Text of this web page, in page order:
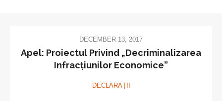
DECEMBER 13, 2017
Apel: Proiectul Privind „Decriminalizarea
Infracțiunilor Economice”
DECLARAŢII